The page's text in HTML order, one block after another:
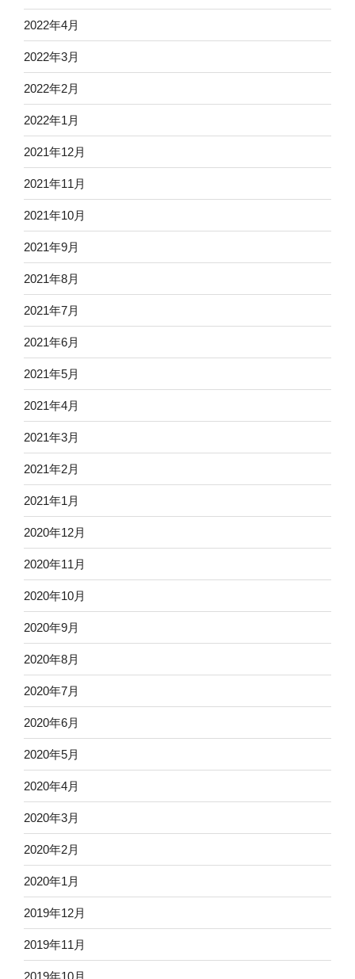
2022年4月
2022年3月
2022年2月
2022年1月
2021年12月
2021年11月
2021年10月
2021年9月
2021年8月
2021年7月
2021年6月
2021年5月
2021年4月
2021年3月
2021年2月
2021年1月
2020年12月
2020年11月
2020年10月
2020年9月
2020年8月
2020年7月
2020年6月
2020年5月
2020年4月
2020年3月
2020年2月
2020年1月
2019年12月
2019年11月
2019年10月